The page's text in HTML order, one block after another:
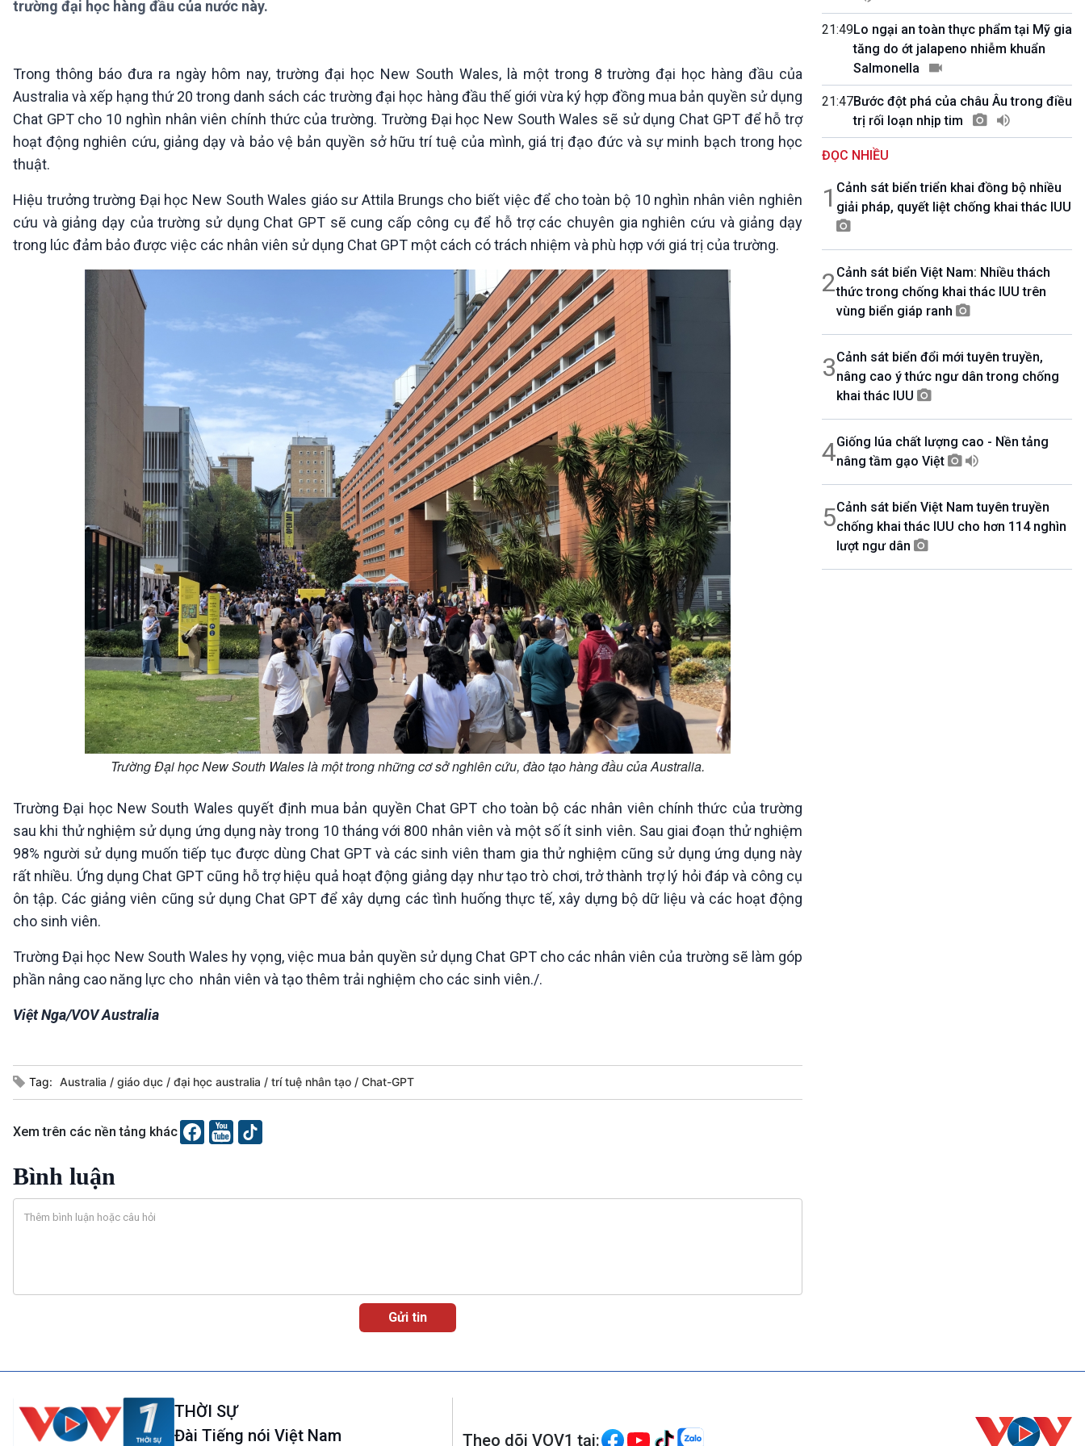
360 độ Sức khỏe
Chuyên gia của bạn
Xã hội chuyển động
Bước chân đến trường
Kết nối công nghệ
Câu chuyện thời sự
Dòng chảy sự kiện
Đối thoại
Diễn đàn chủ nhật
Chuyện đêm
VOV1 đặc biệt
Thanh âm ký sự
Các chương trình đặc biệt
trường đại học hàng đầu của nước này.
Trong thông báo đưa ra ngày hôm nay, trường đại học New South Wales, là một trong 8 trường đại học hàng đầu của
Australia và xếp hạng thứ 20 trong danh sách các trường đại học hàng đầu thế giới vừa ký hợp đồng mua bản quyền sử dụng
Chat GPT cho 10 nghìn nhân viên chính thức của trường. Trường Đại học New South Wales sẽ sử dụng Chat GPT để hỗ trợ
hoạt động nghiên cứu, giảng dạy và bảo vệ bản quyền sở hữu trí tuệ của mình, giá trị đạo đức và sự minh bạch trong học
thuật.
Hiệu trưởng trường Đại học New South Wales giáo sư Attila Brungs cho biết việc để cho toàn bộ 10 nghìn nhân viên nghiên
cứu và giảng dạy của trường sử dụng Chat GPT sẽ cung cấp công cụ để hỗ trợ các chuyên gia nghiên cứu và giảng dạy
trong lúc đảm bảo được việc các nhân viên sử dụng Chat GPT một cách có trách nhiệm và phù hợp với giá trị của trường.
Trường Đại học New South Wales là một trong những cơ sở nghiên cứu, đào tạo hàng đầu của Australia.
Trường Đại học New South Wales quyết định mua bản quyền Chat GPT cho toàn bộ các nhân viên chính thức của trường
sau khi thử nghiệm sử dụng ứng dụng này trong 10 tháng với 800 nhân viên và một số ít sinh viên. Sau giai đoạn thử nghiệm
98% người sử dụng muốn tiếp tục được dùng Chat GPT và các sinh viên tham gia thử nghiệm cũng sử dụng ứng dụng này
rất nhiều. Ứng dụng Chat GPT cũng hỗ trợ hiệu quả hoạt động giảng dạy như tạo trò chơi, trở thành trợ lý hỏi đáp và công cụ
ôn tập. Các giảng viên cũng sử dụng Chat GPT để xây dựng các tình huống thực tế, xây dựng bộ dữ liệu và các hoạt động
cho sinh viên.
Trường Đại học New South Wales hy vọng, việc mua bản quyền sử dụng Chat GPT cho các nhân viên của trường sẽ làm góp
phần nâng cao năng lực cho nhân viên và tạo thêm trải nghiệm cho các sinh viên./.
Việt Nga/VOV Australia
Tag: Australia giáo dục đại học australia trí tuệ nhân tạo Chat-GPT
Xem trên các nền tảng khác
Bình luận
21:49Lo ngại an toàn thực phẩm tại Mỹ gia
tăng do ớt jalapeno nhiễm khuẩn
Salmonella
21:47Bước đột phá của châu Âu trong điều
trị rối loạn nhịp tim
ĐỌC NHIỀU
1 Cảnh sát biển triển khai đồng bộ nhiều
giải pháp, quyết liệt chống khai thác IUU
2Cảnh sát biển Việt Nam: Nhiều thách
thức trong chống khai thác IUU trên
vùng biển giáp ranh
3Cảnh sát biển đổi mới tuyên truyền,
nâng cao ý thức ngư dân trong chống
khai thác IUU
4Giống lúa chất lượng cao - Nền tảng
nâng tầm gạo Việt
5Cảnh sát biển Việt Nam tuyên truyền
chống khai thác IUU cho hơn 114 nghìn
lượt ngư dân
THỜI SỰ
Đài Tiếng nói Việt Nam
Theo dõi VOV1 tại: